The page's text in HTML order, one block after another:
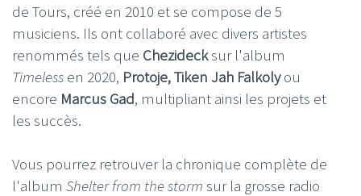
de Tours, créé en 2010 et se compose de 5
musiciens. Ils ont collaboré avec divers artistes
renommés tels que Chezidecksur l'album
Timeless en 2020, Protoje, Tiken Jah Falkolyou
encore Marcus Gad, multipliant ainsi les projets et
les succès.
Vous pourrez retrouver la chronique complète de
l'album Shelter from the storm sur la grosse radio